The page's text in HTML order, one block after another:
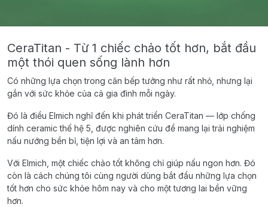
CeraTitan - Từ 1 chiếc chảo tốt hơn, bắt đầu
một thói quen sống lành hơn
Có những lựa chọn trong căn bếp tưởng như rất nhỏ, nhưng lại
gắn với sức khỏe của cả gia đình mỗi ngày.
Đó là điều Elmich nghĩ đến khi phát triển CeraTitan — lớp chống
dính ceramic thế hệ 5, được nghiên cứu để mang lại trải nghiệm
nấu nướng bền bỉ, tiện lợi và an tâm hơn.
Với Elmich, một chiếc chảo tốt không chỉ giúp nấu ngon hơn. Đó
còn là cách chúng tôi cùng người dùng bắt đầu những lựa chọn
tốt hơn cho sức khỏe hôm nay và cho một tương lai bền vững
hơn.